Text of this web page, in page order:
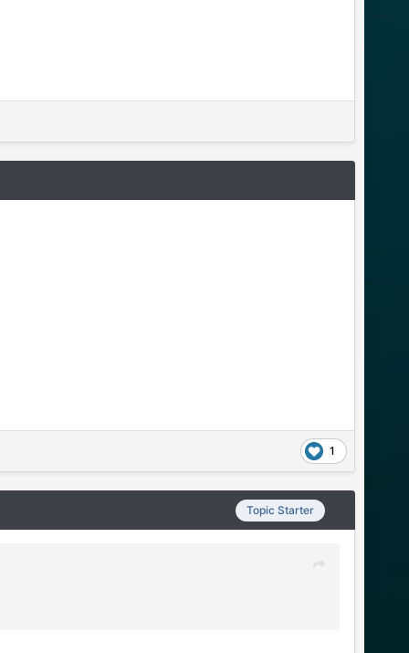
1
Topic Starter